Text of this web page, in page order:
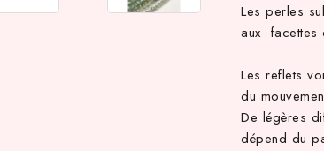
Les perles
aux facettes
Les reflets
du
De légères
dépend du